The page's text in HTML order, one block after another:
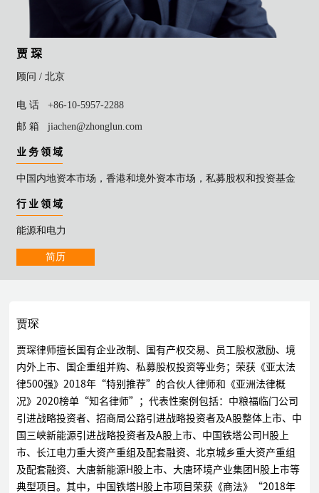
贾 琛
顾问 /北京
电 话
+86-10-5957-2288
邮 箱
jiachen@zhonglun.com
业 务 领 域
中国内地资本市场，香港和境外资本市场，私募股权和投资基金
行 业 领 域
能源和电力
简历
贾琛
贾琛律师擅长国有企业改制、国有产权交易、员工股权激励、境
内外上市、国企重组并购、私募股权投资等业务；荣获《亚太法
律500强》2018年“特别推荐”的合伙人律师和《亚洲法律概
况》2020榜单“知名律师”；代表性案例包括：中粮福临门公司
引进战略投资者、招商局公路引进战略投资者及A股整体上市、中
国三峡新能源引进战略投资者及A股上市、中国铁塔公司H股上
市、长江电力重大资产重组及配套融资、北京城乡重大资产重组
及配套融资、大唐新能源H股上市、大唐环境产业集团H股上市等
典型项目。其中，中国铁塔H股上市项目荣获《商法》“2018年